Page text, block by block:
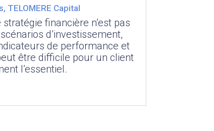
, TELOMERE Capital
financière n’est pas
d’investissement,
de performance et
être difficile pour un client
l’essentiel.